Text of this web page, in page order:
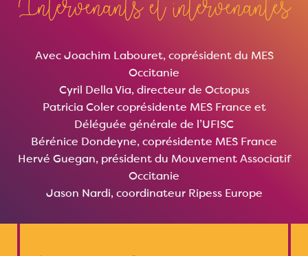
Intervenants et intervenantes
Avec Joachim Labouret, coprésident du MES
Occitanie
Cyril Della Via, directeur de Octopus
Patricia Coler coprésidente MES France et
Déléguée générale de l’UFISC
Bérénice Dondeyne, coprésidente MES France
Hervé Guegan, président du Mouvement Associatif
Occitanie
Jason Nardi, coordinateur Ripess Europe